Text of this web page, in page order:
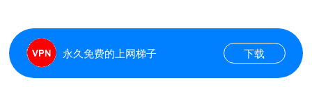
永久免费的上网梯子 下载